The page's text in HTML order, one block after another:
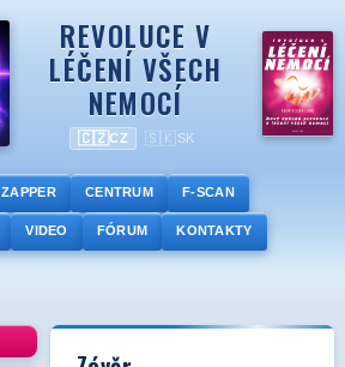
REVOLUCE V
LÉČENÍ VŠECH
NEMOCÍ
🇨🇿CZ 🇸🇰SK
ZAPPER CENTRUM F-SCAN
VIDEO FÓRUM KONTAKTY